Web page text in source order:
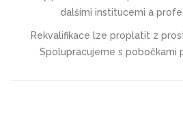
dalšími institucemi a
Rekvalifikace lze proplatit z
Spolupracujeme s pobočkami